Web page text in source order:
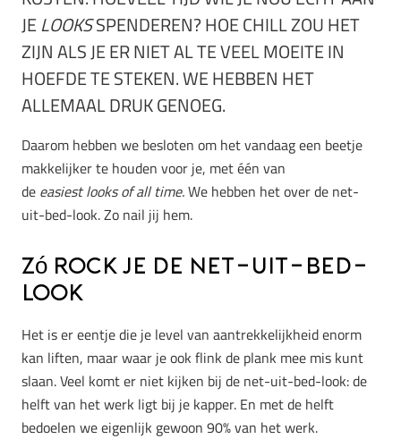
JELOOKSSPENDEREN? HOE CHILL ZOU HET
ZIJN ALS JE ER NIET AL TE VEEL MOEITE IN
HOEFDE TE STEKEN. WE HEBBEN HET
ALLEMAAL DRUK GENOEG.
Daarom hebben we besloten om het vandaag een beetje
makkelijker te houden voor je, met één van
de easiestlooks of all time.We hebben het over de net-
uit-bed-look. Zo nail jij hem.
Zó rock je de net-uit-bed-
look
Het is er eentje die je level van aantrekkelijkheid enorm
kan liften, maar waar je ook flink de plank mee mis kunt
slaan. Veel komt er niet kijken bij de net-uit-bed-look: de
helft van het werk ligt bij je kapper. En met de helft
bedoelen we eigenlijk gewoon 90% van het werk.